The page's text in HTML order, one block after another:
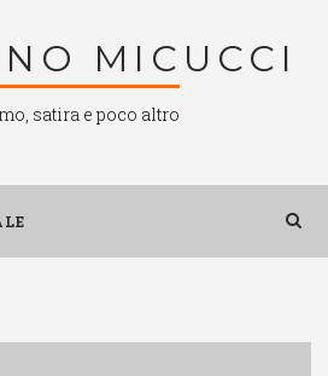
MICUCCI
satira e poco altro